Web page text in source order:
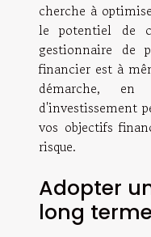
cherche à
le potentiel de
gestionnaire de
financier est à
démarche, en
d'investissement
vos objectifs
risque.
Adopter
long terme